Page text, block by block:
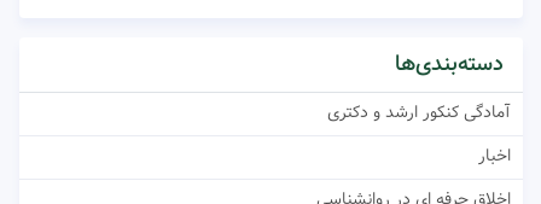
دسته‌بندی‌ها
آمادگی کنکور ارشد و دکتری
اخبار